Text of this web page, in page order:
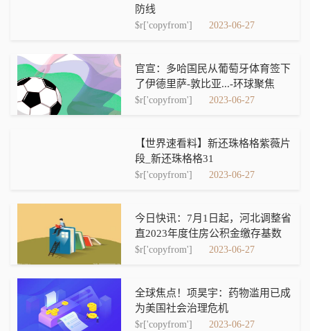
防线
$r['copyfrom'] 2023-06-27
官宣：多哈国民从葡萄牙体育签下
了伊德里萨-敦比亚...-环球聚焦
$r['copyfrom'] 2023-06-27
【世界速看料】新还珠格格紫薇片
段_新还珠格格31
$r['copyfrom'] 2023-06-27
今日快讯：7月1日起，河北调整省
直2023年度住房公积金缴存基数
$r['copyfrom'] 2023-06-27
全球焦点！项昊宇：药物滥用已成
为美国社会治理危机
$r['copyfrom'] 2023-06-27